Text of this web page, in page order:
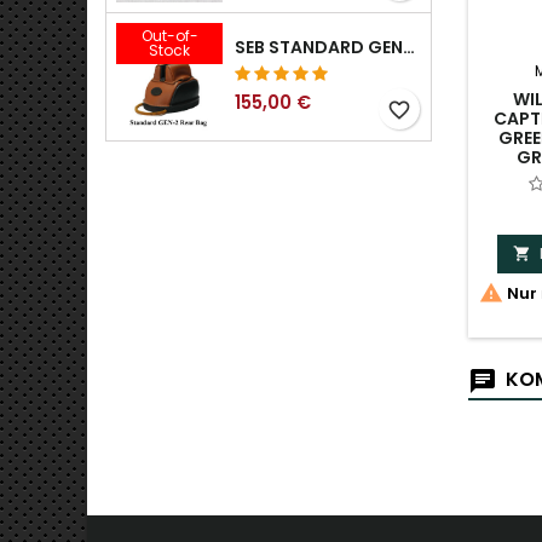
Out-of-
Stock SEB STANDARD GEN-2 HECKTASCHE – 3/8", 1/2", 5/8", 3/4", 7/8", 1"
155,00 € favorite_border

 Nur